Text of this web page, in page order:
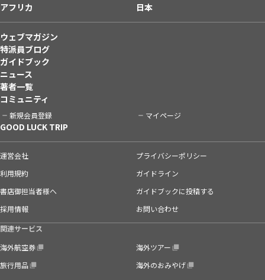
アフリカ
日本
ウェブマガジン
特派員ブログ
ガイドブック
ニュース
著者一覧
コミュニティ
新規会員登録 マイページ
GOOD LUCK TRIP
運営会社
プライバシーポリシー
利用規約
ガイドライン
書店御担当者様へ
ガイドブックに投稿する
採用情報
お問い合わせ
関連サービス
海外航空券
海外ツアー
旅行用品
海外のおみやげ